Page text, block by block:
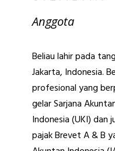
Anggota
Beliau lahir pada
Jakarta, Indonesia.
profesional yang
gelar Sarjana
Indonesia (UKI) dan
pajak Brevet A & B